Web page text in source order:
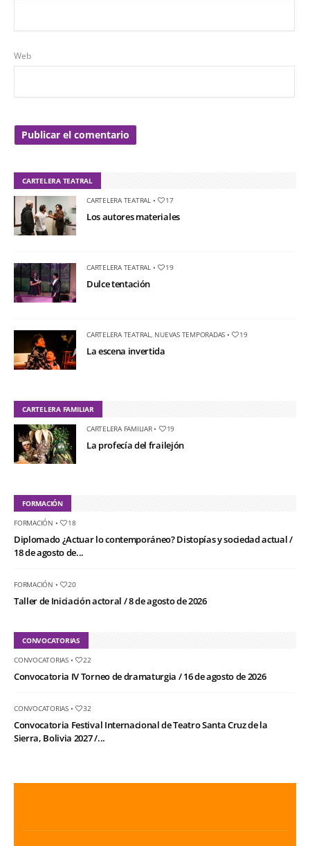
Web
CARTELERA TEATRAL
CARTELERA TEATRAL• 17
Los autores materiales
CARTELERA TEATRAL• 19
Dulce tentación
CARTELERA TEATRAL, NUEVAS TEMPORADAS • 19
La escena invertida
CARTELERA FAMILIAR
CARTELERA FAMILIAR• 19
La profecía del frailejón
FORMACIÓN
FORMACIÓN • 18
Diplomado ¿Actuar lo contemporáneo? Distopías y sociedad actual /
18 de agosto de...
FORMACIÓN • 20
Taller de Iniciación actoral / 8 de agosto de 2026
CONVOCATORIAS
CONVOCATORIAS• 22
Convocatoria IV Torneo de dramaturgia / 16 de agosto de 2026
CONVOCATORIAS• 32
Convocatoria Festival Internacional de Teatro Santa Cruz de la
Sierra, Bolivia 2027 /...